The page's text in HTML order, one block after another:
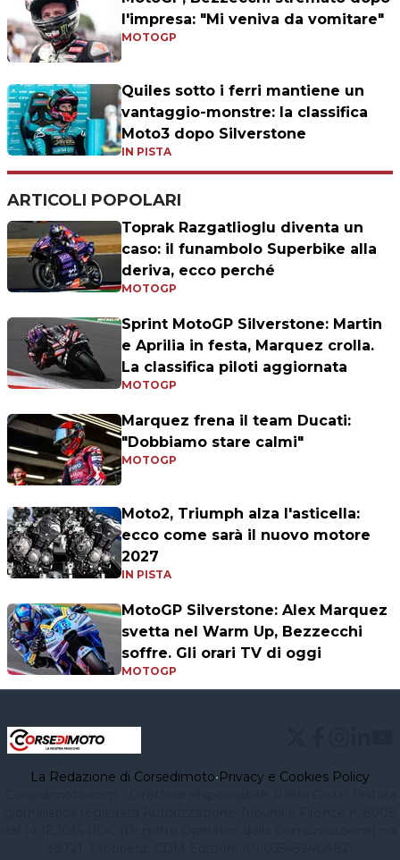
l'impresa: "Mi veniva da vomitare"
MOTOGP
Quiles sotto i ferri mantiene un
vantaggio-monstre: la classifica
Moto3 dopo Silverstone
IN PISTA
ARTICOLI POPOLARI
Toprak Razgatlioglu diventa un
caso: il funambolo Superbike alla
deriva, ecco perché
MOTOGP
Sprint MotoGP Silverstone: Martin
e Aprilia in festa, Marquez crolla.
La classifica piloti aggiornata
MOTOGP
Marquez frena il team Ducati:
"Dobbiamo stare calmi"
MOTOGP
Moto2, Triumph alza l'asticella:
ecco come sarà il nuovo motore
2027
IN PISTA
MotoGP Silverstone: Alex Marquez
svetta nel Warm Up, Bezzecchi
soffre. Gli orari TV di oggi
MOTOGP
La Redazione di Corsedimoto•Privacy e Cookies Policy